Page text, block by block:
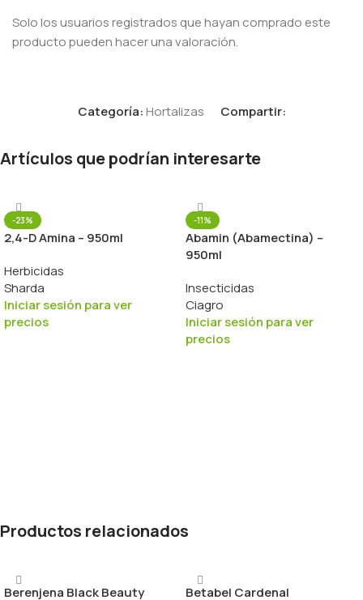
Solo los usuarios registrados que hayan comprado este
producto pueden hacer una valoración.
Categoría:Hortalizas Compartir:
Artículos que podrían interesarte
-23%
2,4-D Amina – 950ml
Herbicidas
Sharda
Iniciar sesión para ver
precios
-11%
Abamin (Abamectina) –
950ml
Insecticidas
Ciagro
Iniciar sesión para ver
precios
Productos relacionados
Berenjena Black Beauty
Betabel Cardenal